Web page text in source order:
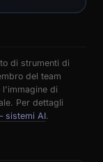
di strumenti di
del team
l'immagine di
Per dettagli
sistemi AI.